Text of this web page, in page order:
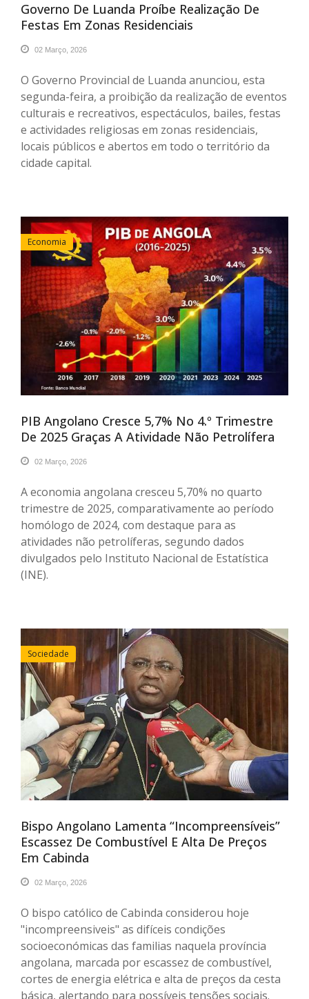
Governo De Luanda Proíbe Realização De
Festas Em Zonas Residenciais
02 Março, 2026
O Governo Provincial de Luanda anunciou, esta
segunda-feira, a proibição da realização de eventos
culturais e recreativos, espectáculos, bailes, festas
e actividades religiosas em zonas residenciais,
locais públicos e abertos em todo o território da
cidade capital.
Economia
PIB Angolano Cresce 5,7% No 4.º Trimestre
De 2025 Graças A Atividade Não Petrolífera
02 Março, 2026
A economia angolana cresceu 5,70% no quarto
trimestre de 2025, comparativamente ao período
homólogo de 2024, com destaque para as
atividades não petrolíferas, segundo dados
divulgados pelo Instituto Nacional de Estatística
(INE).
Sociedade
Bispo Angolano Lamenta “incompreensíveis”
Escassez De Combustível E Alta De Preços
Em Cabinda
02 Março, 2026
O bispo católico de Cabinda considerou hoje
"incompreensiveis" as difíceis condições
socioeconómicas das familias naquela província
angolana, marcada por escassez de combustível,
cortes de energia elétrica e alta de preços da cesta
básica, alertando para possíveis tensões sociais.